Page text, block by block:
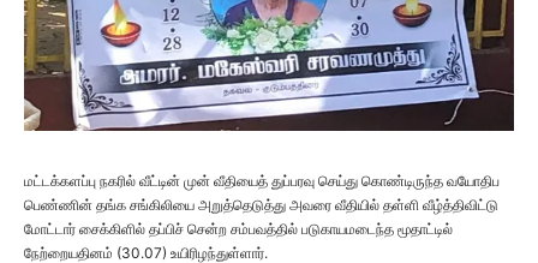
மட்டக்களப்பு நகரில் வீட்டின் முன் வீதியைத் துப்பரவு செய்து கொண்டிருந்த வயோதிப
பெண்ணின் தங்க சங்கிலியை அறுத்தெடுத்து அவரை வீதியில் தள்ளி வீழ்த்திவிட்டு
மோட்டார் சைக்கிளில் தப்பிச் சென்ற சம்பவத்தில் படுகாயமடைந்த மூதாட்டில்
நேற்றையதினம் (30.07) உயிரிழந்துள்ளார்.